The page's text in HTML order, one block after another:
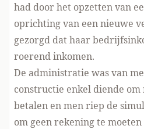
had door het opzetten van
oprichting van een nieuwe
gezorgd dat haar
roerend inkomen.
De administratie was van
constructie enkel diende
betalen en men riep de
om geen rekening te